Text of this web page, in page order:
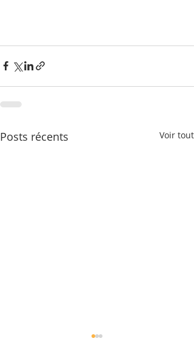
Posts récents Voir tout